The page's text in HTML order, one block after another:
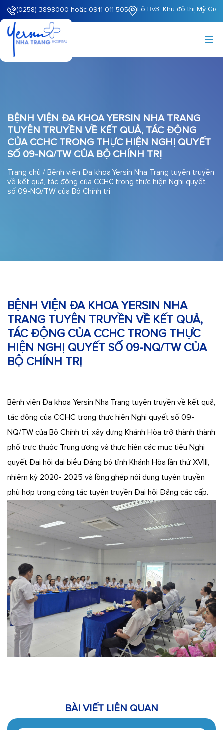
(0258) 3898000 hoặc 0911 011 505 Lô Bv3, Khu đô thị Mỹ
BỆNH VIỆN ĐA KHOA YERSIN NHA TRANG
TUYÊN TRUYỀN VỀ KẾT QUẢ, TÁC ĐỘNG
CỦA CCHC TRONG THỰC HIỆN NGHỊ QUYẾT
SỐ 09-NQ/TW CỦA BỘ CHÍNH TRỊ
Trang chủ / Bệnh viện Đa khoa Yersin Nha Trang tuyên truyền
về kết quả, tác động của CCHC trong thực hiện Nghị quyết
số 09-NQ/TW của Bộ Chính trị
BỆNH VIỆN ĐA KHOA YERSIN NHA
TRANG TUYÊN TRUYỀN VỀ KẾT QUẢ,
TÁC ĐỘNG CỦA CCHC TRONG THỰC
HIỆN NGHỊ QUYẾT SỐ 09-NQ/TW CỦA
BỘ CHÍNH TRỊ
Bệnh viện Đa khoa Yersin Nha Trang tuyên truyền về kết quả,
tác động của CCHC trong thực hiện Nghị quyết số 09-
NQ/TW của Bộ Chính trị, xây dựng Khánh Hòa trở thành thành
phố trực thuộc Trung ương và thực hiện các mục tiêu Nghị
quyết Đại hội đại biểu Đảng bộ tỉnh Khánh Hòa lần thứ XVIII,
nhiệm kỳ 2020- 2025 và lồng ghép nội dung tuyên truyền
phù hợp trong công tác tuyên truyền Đại hội Đảng các cấp.
BÀI VIẾT LIÊN QUAN